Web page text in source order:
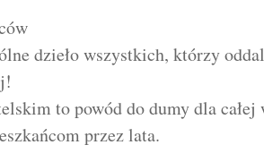
dzieło wszystkich, którzy
to powód do dumy dla
przez lata.